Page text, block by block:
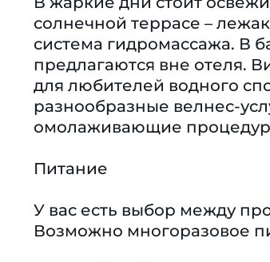
солнечной террасе –
система гидромассажа. В
предлагаются вне отеля.
для любителей водного
разнообразные велнес-
омолаживающие
Питание
У вас есть выбор между
Возможно многоразовое